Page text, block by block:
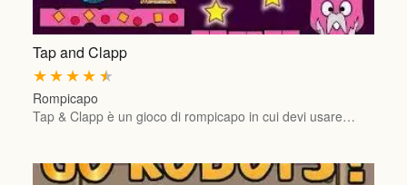
Tap and Clapp
★
★
★
★
★
Rompicapo
Tap & Clapp è un gioco di rompicapo in cui devi usare…